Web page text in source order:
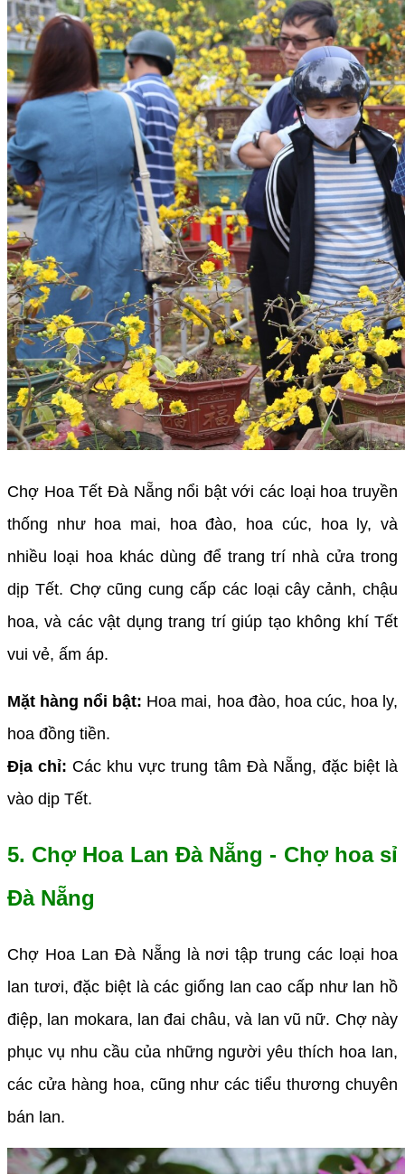
Chợ Hoa Tết Đà Nẵng nổi bật với các loại hoa truyền
thống như hoa mai, hoa đào, hoa cúc, hoa ly, và
nhiều loại hoa khác dùng để trang trí nhà cửa trong
dịp Tết. Chợ cũng cung cấp các loại cây cảnh, chậu
hoa, và các vật dụng trang trí giúp tạo không khí Tết
vui vẻ, ấm áp.
Mặt hàng nổi bật: Hoa mai, hoa đào, hoa cúc, hoa ly,
hoa đồng tiền.
Địa chỉ: Các khu vực trung tâm Đà Nẵng, đặc biệt là
vào dịp Tết.
5. Chợ Hoa Lan Đà Nẵng - Chợ hoa sỉ
Đà Nẵng
Chợ Hoa Lan Đà Nẵng là nơi tập trung các loại hoa
lan tươi, đặc biệt là các giống lan cao cấp như lan hồ
điệp, lan mokara, lan đai châu, và lan vũ nữ. Chợ này
phục vụ nhu cầu của những người yêu thích hoa lan,
các cửa hàng hoa, cũng như các tiểu thương chuyên
bán lan.